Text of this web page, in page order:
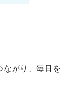
ながり、毎日を